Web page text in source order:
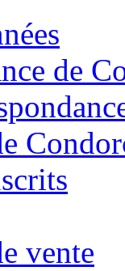
de
vente